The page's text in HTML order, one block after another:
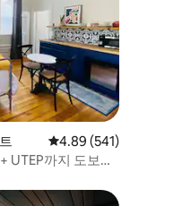
평점 4.89점(5점 만점),
4.89 (541)
UTEP까지 도보로